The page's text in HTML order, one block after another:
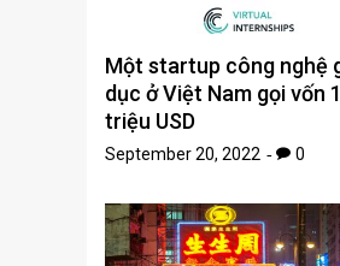
Một startup công nghệ
dục ở Việt Nam gọi vốn
triệu USD
September 20, 2022 0